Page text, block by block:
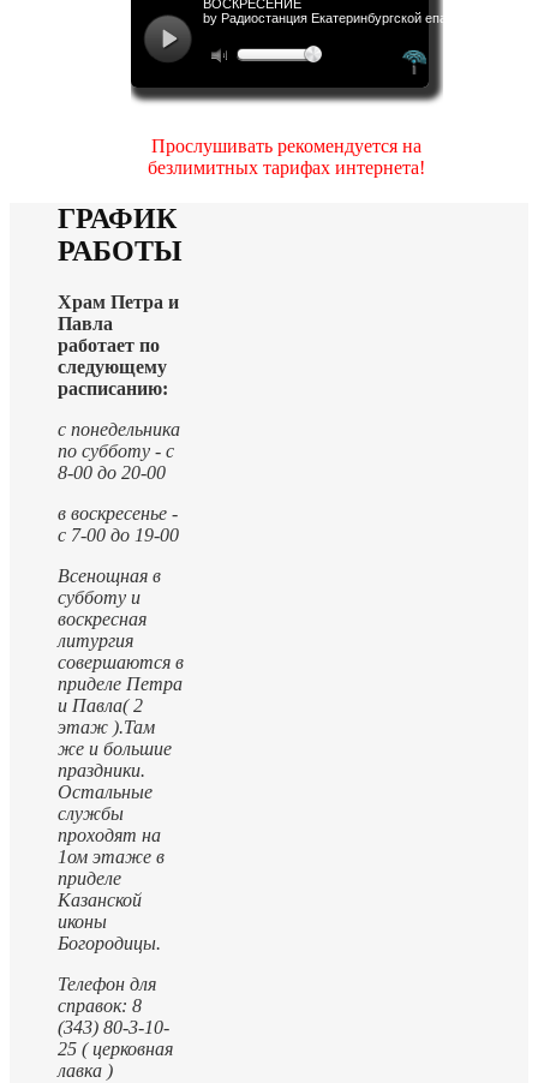
Прослушивать рекомендуется на
безлимитных тарифах интернета!
ГРАФИК
РАБОТЫ
Храм Петра и
Павла
работает по
следующему
расписанию:
с понедельника
по субботу - с
8-00 до 20-00
в воскресенье -
с 7-00 до 19-00
Всенощная в
субботу и
воскресная
литургия
совершаются в
приделе Петра
и Павла( 2
этаж ).Там
же и большие
праздники.
Остальные
службы
проходят на
1ом этаже в
приделе
Казанской
иконы
Богородицы.
Телефон для
справок: 8
(343) 80-3-10-
25 ( церковная
лавка )